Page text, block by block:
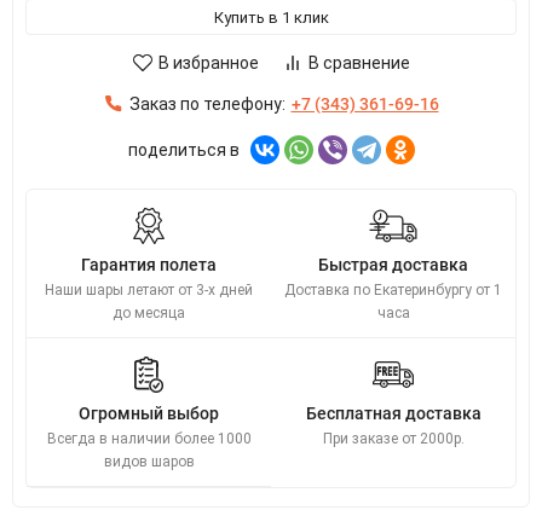
Купить в 1 клик
В избранное В сравнение
Заказ по телефону: +7 (343) 361-69-16
поделиться в
Гарантия полета
Наши шары летают от 3-х дней
до месяца
Быстрая доставка
Доставка по Екатеринбургу от 1
часа
Огромный выбор
Всегда в наличии более 1000
видов шаров
Бесплатная доставка
При заказе от 2000р.